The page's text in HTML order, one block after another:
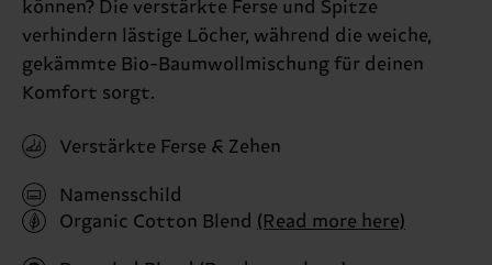
können? Die verstärkte Ferse und Spitze
verhindern lästige Löcher, während die weiche,
gekämmte Bio-Baumwollmischung für deinen
Komfort sorgt.
Verstärkte Ferse & Zehen
Namensschild
Organic Cotton Blend (Read more here)